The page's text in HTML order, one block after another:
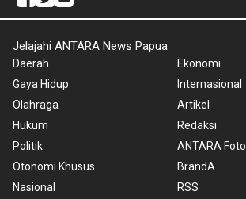
Jelajahi ANTARA News Papua
Daerah
Gaya Hidup
Olahraga
Hukum
Politik
Otonomi Khusus
Nasional
Ekonomi
Internasional
Artikel
Redaksi
ANTARA Foto
BrandA
RSS